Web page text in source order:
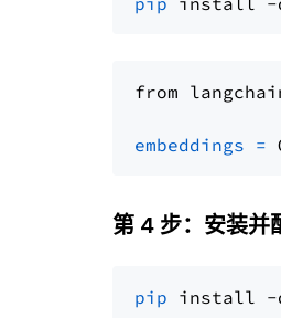
from
embeddings =
第 4 步：安装
pip